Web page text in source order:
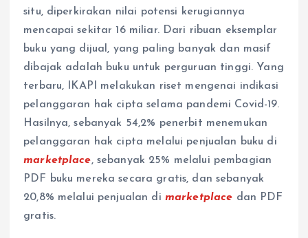
situ, diperkirakan nilai potensi kerugiannya
mencapai sekitar 16 miliar. Dari ribuan eksemplar
buku yang dijual, yang paling banyak dan masif
dibajak adalah buku untuk perguruan tinggi. Yang
terbaru, IKAPI melakukan riset mengenai indikasi
pelanggaran hak cipta selama pandemi Covid-19.
Hasilnya, sebanyak 54,2% penerbit menemukan
pelanggaran hak cipta melalui penjualan buku di
marketplace, sebanyak 25% melalui pembagian
PDF buku mereka secara gratis, dan sebanyak
20,8% melalui penjualan di marketplace dan PDF
gratis.